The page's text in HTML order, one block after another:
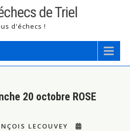
de Triel
d'échecs !
20 octobre ROSE
LECOUVEY